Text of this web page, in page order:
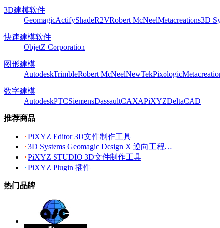
3D建模软件
GeomagicActifyShadeR2VRobert McNeelMetacreations3D
快速建模软件
ObjetZ Corporation
图形建模
AutodeskTrimbleRobert McNeelNewTekPixologic
数字建模
AutodeskPTCSiemensDassaultCAXAPiXYZDeltaCAD
推荐商品
PiXYZ Editor 3D文件制作工具
3D Systems Geomagic Design X 逆向工程…
PiXYZ STUDIO 3D文件制作工具
PiXYZ Plugin 插件
热门品牌